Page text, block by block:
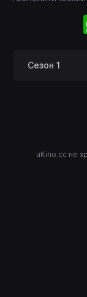
Сезон 1
uKino.cc не